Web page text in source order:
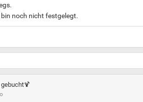
noch nicht festgelegt.